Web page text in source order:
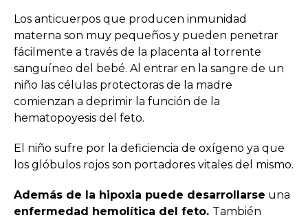
Los anticuerpos que producen inmunidad
materna son muy pequeños y pueden penetrar
fácilmente a través de la placenta al torrente
sanguíneo del bebé. Al entrar en la sangre de un
niño las células protectoras de la madre
comienzan a deprimir la función de la
hematopoyesis del feto.
El niño sufre por la deficiencia de oxígeno ya que
los glóbulos rojos son portadores vitales del mismo.
Además de la hipoxia puede desarrollarse una
enfermedad hemolítica del feto. También